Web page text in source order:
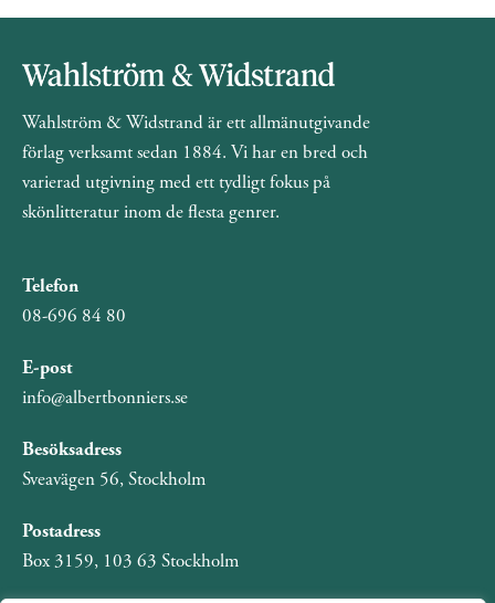
Wahlström & Widstrand är ett allmänutgivande
förlag verksamt sedan 1884. Vi har en bred och
varierad utgivning med ett tydligt fokus på
skönlitteratur inom de flesta genrer.
Telefon
08-696 84 80
E-post
info@albertbonniers.se
Besöksadress
Sveavägen 56, Stockholm
Postadress
Box 3159, 103 63 Stockholm